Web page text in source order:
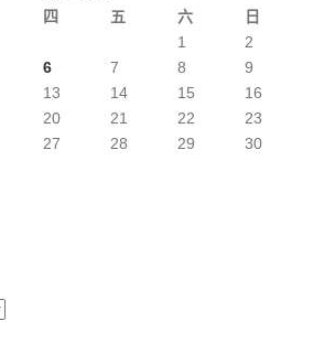
四 五 六 日
1
2
6 7 8
9
13 14 15
16
20 21 22
23
27 28 29
30